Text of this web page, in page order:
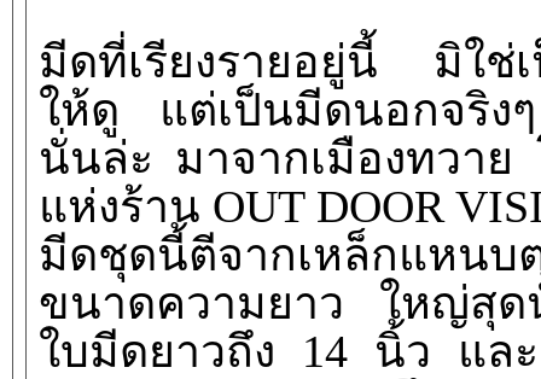
มีดที่เรียงรายอยู่นี้ มิใช่
ให้ดู แต่เป็นมีดนอกจริง
นั่นล่ะ มาจากเมืองทวาย
แห่งร้าน OUT DOOR
มีดชุดนี้ตีจากเหล็กแหน
ขนาดความยาว ใหญ่สุด
ใบมีดยาวถึง 14 นิ้ว แ